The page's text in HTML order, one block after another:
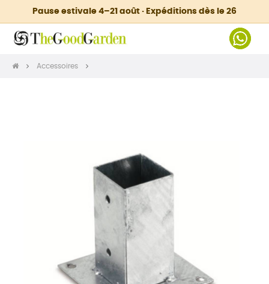
Pause estivale 4–21 août · Expéditions dès le 26
Accessoires